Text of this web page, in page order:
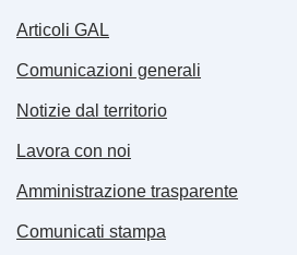
Articoli GAL
Comunicazioni generali
Notizie dal territorio
Lavora con noi
Amministrazione trasparente
Comunicati stampa